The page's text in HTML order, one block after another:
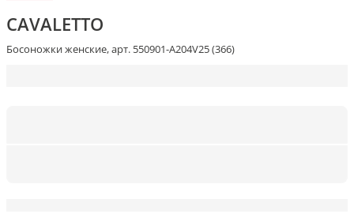
CAVALETTO
Босоножки женские, арт. 550901-A204V25 (366)